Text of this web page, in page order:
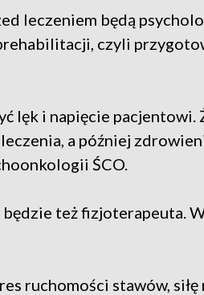
leczeniem będą
czyli
lęk i napięcie pacjentowi.
a później
ŚCO.
też fizjoterapeuta.
ruchomości stawów,